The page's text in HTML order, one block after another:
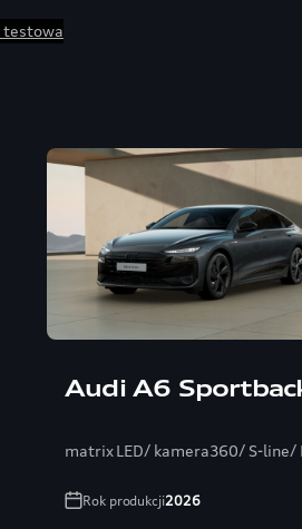
testowa
ambientePRO
Audi A6
matrix LED/ kamera360/ S-
Rok produkcji2026